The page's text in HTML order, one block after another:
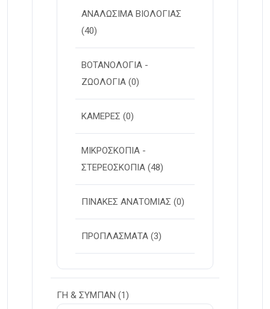
ΑΝΑΛΩΣΙΜΑ ΒΙΟΛΟΓΙΑΣ
(40)
ΒΟΤΑΝΟΛΟΓΙΑ -
ΖΩΟΛΟΓΙΑ (0)
ΚΑΜΕΡΕΣ (0)
ΜΙΚΡΟΣΚΟΠΙΑ -
ΣΤΕΡΕOΣΚΟΠΙΑ (48)
ΠΙΝΑΚΕΣ ΑΝΑΤΟΜΙΑΣ (0)
ΠΡΟΠΛΑΣΜΑΤΑ (3)
ΓΗ & ΣΥΜΠΑΝ (1)